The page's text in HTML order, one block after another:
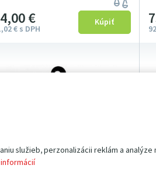
služieb, perzonalizácii reklám a
00€
02€ s DPH 92